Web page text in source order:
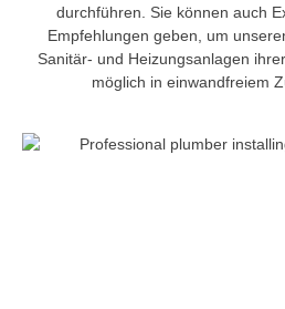
durchführen. Sie können auch
Empfehlungen geben, um
Sanitär- und Heizungsanlagen
möglich in einwandfreiem